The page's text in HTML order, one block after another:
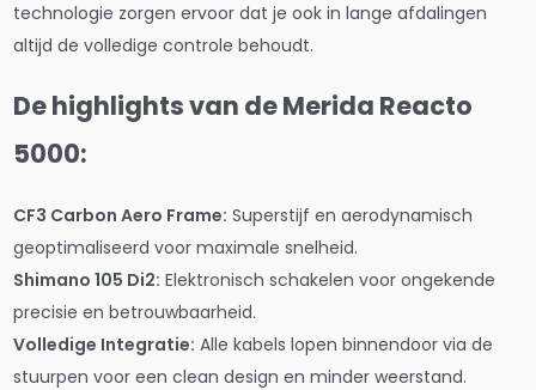
technologie zorgen ervoor dat je ook in lange afdalingen
altijd de volledige controle behoudt.
De highlights van de Merida Reacto
5000:
CF3 Carbon Aero Frame: Superstijf en aerodynamisch
geoptimaliseerd voor maximale snelheid.
Shimano 105 Di2: Elektronisch schakelen voor ongekende
precisie en betrouwbaarheid.
Volledige Integratie: Alle kabels lopen binnendoor via de
stuurpen voor een clean design en minder weerstand.